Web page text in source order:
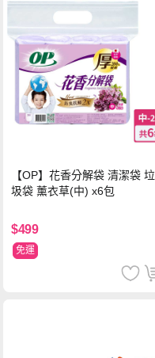
【OP】花香分解袋 清潔袋 垃
圾袋 薰衣草(中) x6包
$499
免運